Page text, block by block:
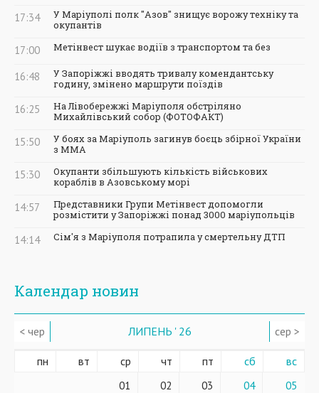
17:34
У Маріуполі полк "Азов" знищує ворожу техніку та
окупантів
17:00 Метінвест шукає водіїв з транспортом та без
16:48
У Запоріжжі вводять тривалу комендантську
годину, змінено маршрути поїздів
16:25
На Лівобережжі Маріуполя обстріляно
Михайлівський собор (ФОТОФАКТ)
15:50
У боях за Маріуполь загинув боєць збірної України
з ММА
15:30
Окупанти збільшують кількість військових
кораблів в Азовському морі
14:57
Представники Групи Метінвест допомогли
розмістити у Запоріжжі понад 3000 маріупольців
14:14 Сім'я з Маріуполя потрапила у смертельну ДТП
Календар новин
< чер ЛИПЕНЬ ' 26 сер >
пн вт ср чт пт сб вс
01 02 03 04
05